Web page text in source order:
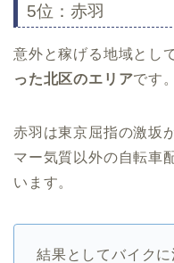
5位：赤羽
意外と稼げる地域とし
った北区のエリアです。
赤羽は東京屈指の激坂
マー気質以外の自転車
います。
結果としてバイク